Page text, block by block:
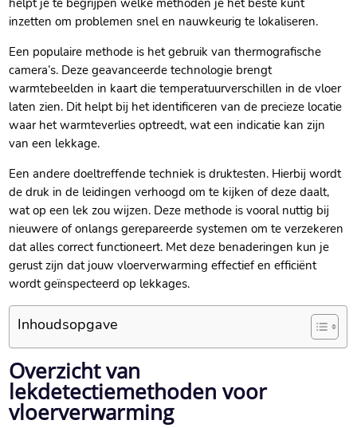
helpt je te begrijpen welke methoden je het beste kunt
inzetten om problemen snel en nauwkeurig te lokaliseren.​
Een populaire methode is het gebruik van thermografische
camera’s.​ Deze geavanceerde technologie brengt
warmtebeelden in kaart die temperatuurverschillen in de vloer
laten zien.​ Dit helpt bij het identificeren van de precieze locatie
waar het warmteverlies optreedt, wat een indicatie kan zijn
van een lekkage.​
Een andere doeltreffende techniek is druktesten.​ Hierbij wordt
de druk in de leidingen verhoogd om te kijken of deze daalt,
wat op een lek zou wijzen.​ Deze methode is vooral nuttig bij
nieuwere of onlangs gerepareerde systemen om te verzekeren
dat alles correct functioneert.​ Met deze benaderingen kun je
gerust zijn dat jouw vloerverwarming effectief en efficiënt
wordt geïnspecteerd op lekkages.​
Inhoudsopgave
Overzicht van
lekdetectiemethoden voor
vloerverwarming